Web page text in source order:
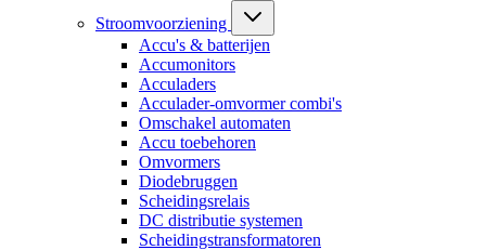
Stroomvoorziening
Accu's & batterijen
Accumonitors
Acculaders
Acculader-omvormer combi's
Omschakel automaten
Accu toebehoren
Omvormers
Diodebruggen
Scheidingsrelais
DC distributie systemen
Scheidingstransformatoren